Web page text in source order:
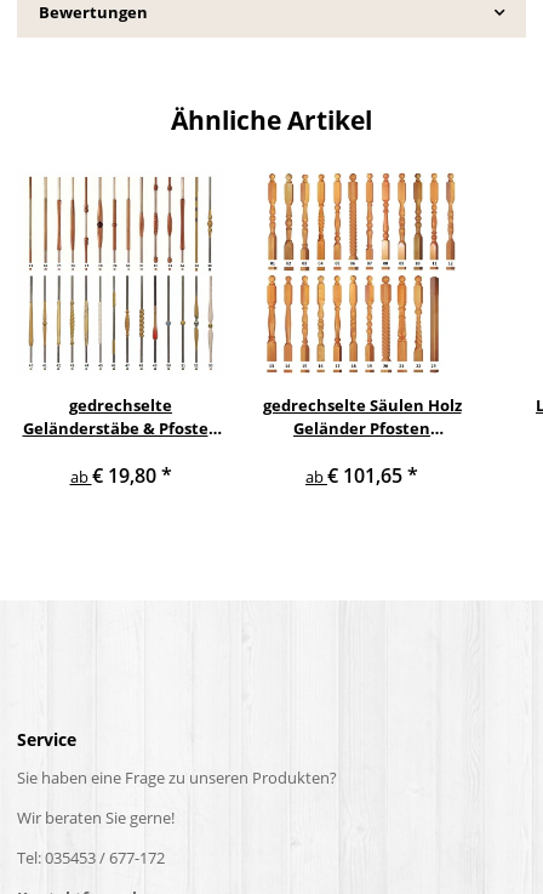
Bewertungen
Ähnliche Artikel
gedrechselte
Geländerstäbe & Pfosten
Treppe Geländer Säule
ab€ 19,80*
gedrechselte Säulen Holz
Geländer Pfosten
Holzpfosten Holzsäulen
ab€ 101,65*
Service
Sie haben eine Frage zu unseren Produkten?
Wir beraten Sie gerne!
Tel: 035453 / 677-172